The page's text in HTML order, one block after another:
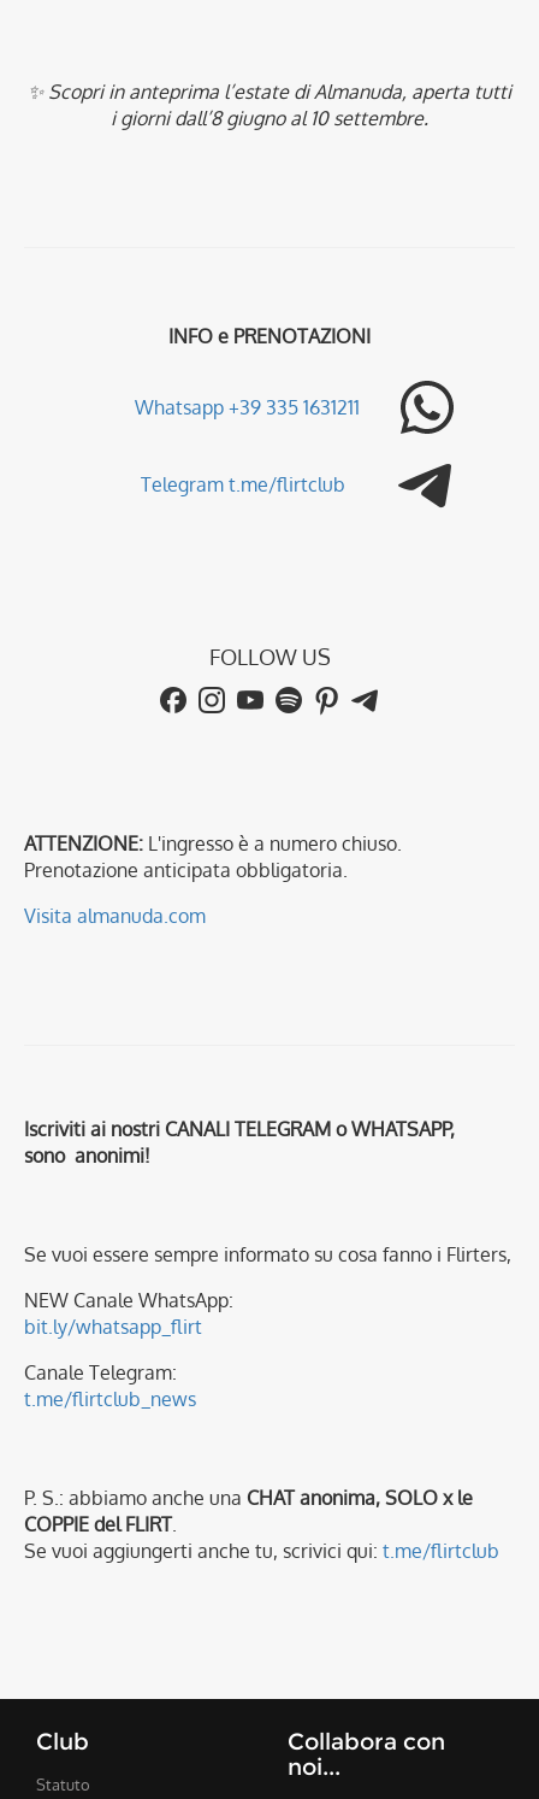
✨ Scopri in anteprima l’estate di Almanuda, aperta tutti
i giorni dall’8 giugno al 10 settembre.
INFO e PRENOTAZIONI
Whatsapp +39 335 1631211
Telegram t.me/flirtclub
FOLLOW US
ATTENZIONE: L'ingresso è a numero chiuso.
Prenotazione anticipata obbligatoria.
Visita almanuda.com
Iscriviti ai nostri CANALI TELEGRAM o WHATSAPP,
sono anonimi!
Se vuoi essere sempre informato su cosa fanno i Flirters,
NEW Canale WhatsApp:
bit.ly/whatsapp_flirt
Canale Telegram:
t.me/flirtclub_news
P. S.: abbiamo anche una CHAT anonima, SOLO x le
COPPIE del FLIRT.
Se vuoi aggiungerti anche tu, scrivici qui: t.me/flirtclub
Club
Statuto
Collabora con
noi...